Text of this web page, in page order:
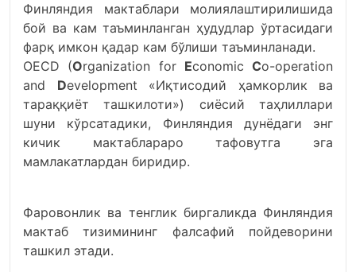
Финляндия мактаблари молиялаштирилишида
бой ва кам таъминланган ҳудудлар ўртасидаги
фарқ имкон қадар кам бўлиши таъминланади.
OECD (Organization for Economic Co-operation
and Development «Иқтисодий ҳамкорлик ва
тараққиёт ташкилоти») сиёсий таҳлиллари
шуни кўрсатадики, Финляндия дунёдаги энг
кичик мактаблараро тафовутга эга
мамлакатлардан биридир.
Фаровонлик ва тенглик биргаликда Финляндия
мактаб тизимининг фалсафий пойдеворини
ташкил этади.